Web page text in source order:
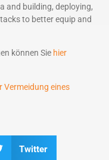
and building, deploying,
to better equip and
können Sie hier
Vermeidung eines
Twitter